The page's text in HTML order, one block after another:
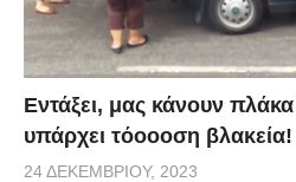
Εντάξει, μας κάνουν
υπάρχει τόοοοση
24 ΔΕΚΕΜΒΡΊΟΥ, 2023